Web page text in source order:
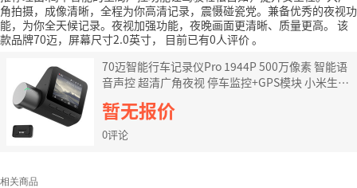
角拍摄，成像清晰，全程为你高清记录，震慑碰瓷党。兼备优秀的夜视功
能，为你全天候记录。夜视加强功能，夜晚画面更清晰、质量更高。 该
款品牌70迈，屏幕尺寸2.0英寸，
目前已有0人评价。
70迈智能行车记录仪Pro 1944P 500万像素 智能语
音声控 超清广角夜视 停车监控+GPS模块 小米生态
链企业
暂无报价
0评论
相关商品